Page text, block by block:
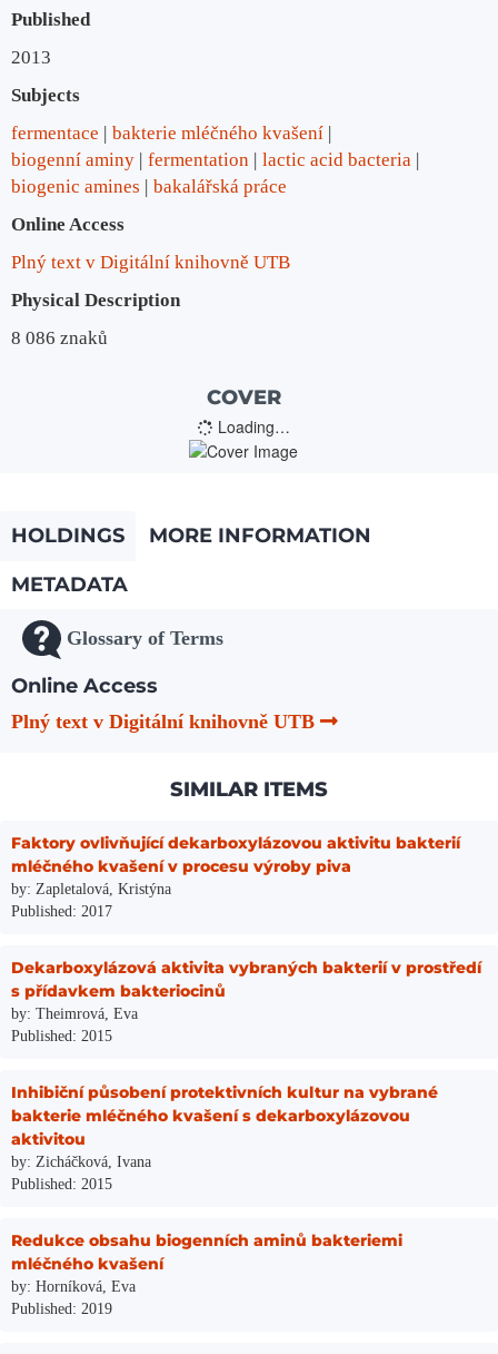
Published
2013
Subjects
fermentace
bakterie mléčného kvašení
biogenní aminy
fermentation
lactic acid bacteria
biogenic amines
bakalářská práce
Online Access
Plný text v Digitální knihovně UTB
Physical Description
8 086 znaků
COVER
Loading…
HOLDINGS
MORE INFORMATION
METADATA
Glossary of Terms
Online Access
Plný text v Digitální knihovně UTB
SIMILAR ITEMS
Faktory ovlivňující dekarboxylázovou aktivitu bakterií
mléčného kvašení v procesu výroby piva
by: Zapletalová, Kristýna
Published: 2017
Dekarboxylázová aktivita vybraných bakterií v prostředí
s přídavkem bakteriocinů
by: Theimrová, Eva
Published: 2015
Inhibiční působení protektivních kultur na vybrané
bakterie mléčného kvašení s dekarboxylázovou
aktivitou
by: Zicháčková, Ivana
Published: 2015
Redukce obsahu biogenních aminů bakteriemi
mléčného kvašení
by: Horníková, Eva
Published: 2019